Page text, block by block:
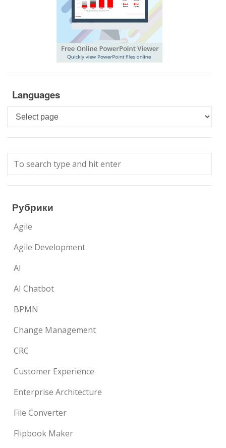
Languages
Languages
Рубрики
Agile
Agile Development
AI
AI Chatbot
BPMN
Change Management
CRC
Customer Experience
Enterprise Architecture
File Converter
Flipbook Maker